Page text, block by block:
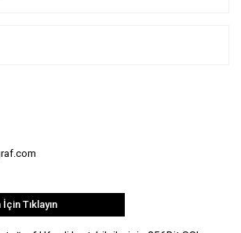
Tıklayın